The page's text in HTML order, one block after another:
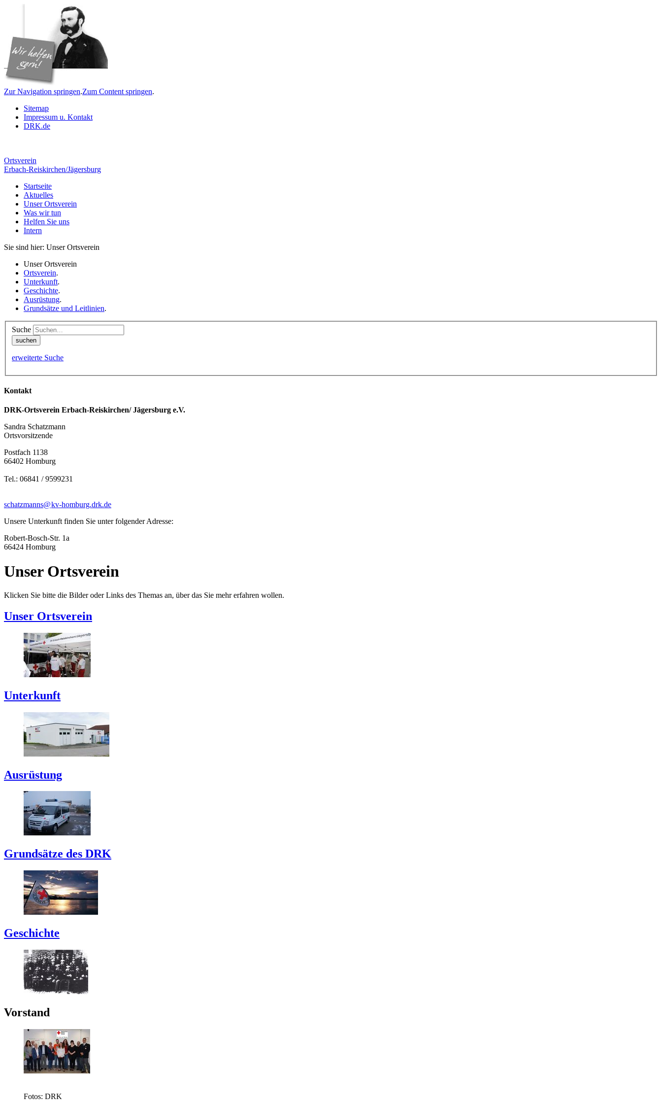
Zur Navigation springen.Zum Content springen.
Sitemap
Impressum u. Kontakt
DRK.de
Ortsverein
Erbach-Reiskirchen/Jägersburg
Startseite
Aktuelles
Unser Ortsverein
Was wir tun
Helfen Sie uns
Intern
Sie sind hier: Unser Ortsverein
Unser Ortsverein
Ortsverein.
Unterkunft.
Geschichte.
Ausrüstung.
Grundsätze und Leitlinien.
Suche
erweiterte Suche
Kontakt
DRK-Ortsverein Erbach-Reiskirchen/ Jägersburg e.V.
Sandra Schatzmann
Ortsvorsitzende
Postfach 1138
66402 Homburg
Tel.: 06841 / 9599231
schatzmanns@kv-homburg.drk.de
Unsere Unterkunft finden Sie unter folgender Adresse:
Robert-Bosch-Str. 1a
66424 Homburg
Unser Ortsverein
Klicken Sie bitte die Bilder oder Links des Themas an, über das Sie mehr erfahren wollen.
Unser Ortsverein
Unterkunft
Ausrüstung
Grundsätze des DRK
Geschichte
Vorstand
Fotos: DRK